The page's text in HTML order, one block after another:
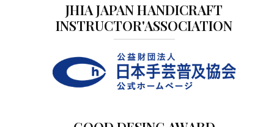
JHIA JAPAN HANDICRAFT
INSTRUCTOR'ASSOCIATION